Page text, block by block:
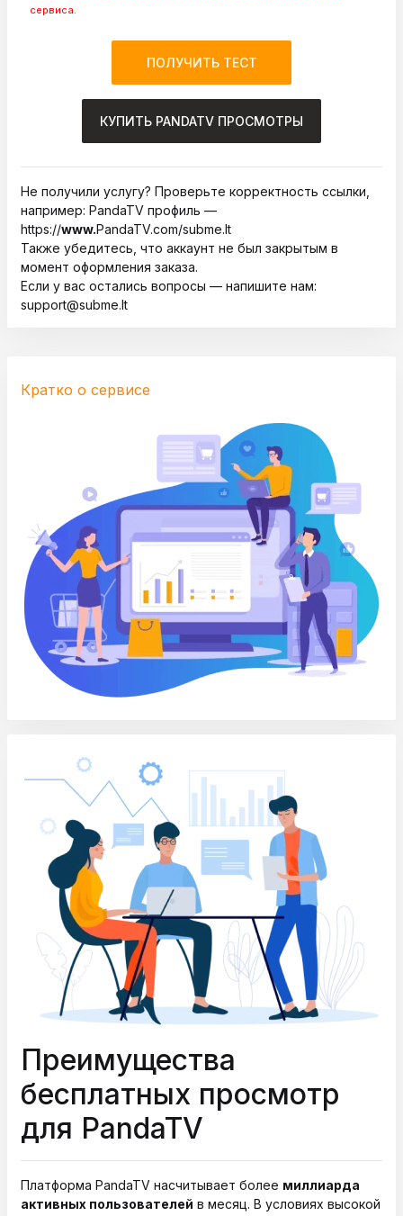
сервиса.
КУПИТЬ PANDATV ПРОСМОТРЫ
Не получили услугу? Проверьте корректность ссылки,
например: PandaTV профиль —
https://www.PandaTV.com/subme.lt
Также убедитесь, что аккаунт не был закрытым в
момент оформления заказа.
Если у вас остались вопросы — напишите нам:
support@subme.lt
Кратко о сервисе
Преимущества
бесплатных просмотр
для PandaTV
Платформа PandaTV насчитывает более миллиарда
активных пользователей в месяц. В условиях высокой